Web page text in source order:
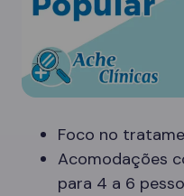
Foco no
Acomodações
para 4 a 6